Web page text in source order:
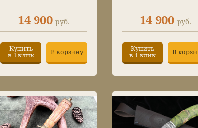
14 900 руб.
Купить
в 1 клик
В корзину
14 900 руб.
Купить
в 1 клик
В